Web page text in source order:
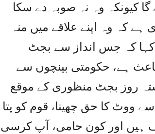
کیونکہ وہ نہ صوبہ دے سکا
ہے کہ وہ اپنے علاقے میں منہ
کہا کہ جس انداز سے بجٹ
ہے، حکومتی بینچوں سے
روز بجٹ منظوری کے موقع
کا حق چھینا، قوم کو پتا
ہیں اور کون حامی، آپ کرسی